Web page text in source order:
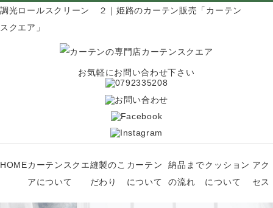
調光ロールスクリーン ２｜姫路のカーテン販売「カーテン
スクエア」
お気軽にお問い合わせ下さい
HOMEカーテンスクエ
アについて
縫製のこ
だわり
カーテン
について
納品まで
の流れ
クッション
について
アク
セス